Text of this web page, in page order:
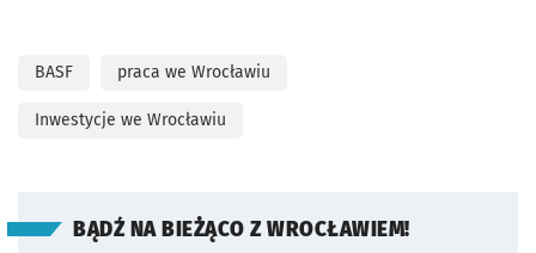
BASF praca we Wrocławiu
Inwestycje we Wrocławiu
BĄDŹ NA BIEŻĄCO Z WROCŁAWIEM!